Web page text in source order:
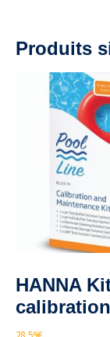
Produits
HANNA